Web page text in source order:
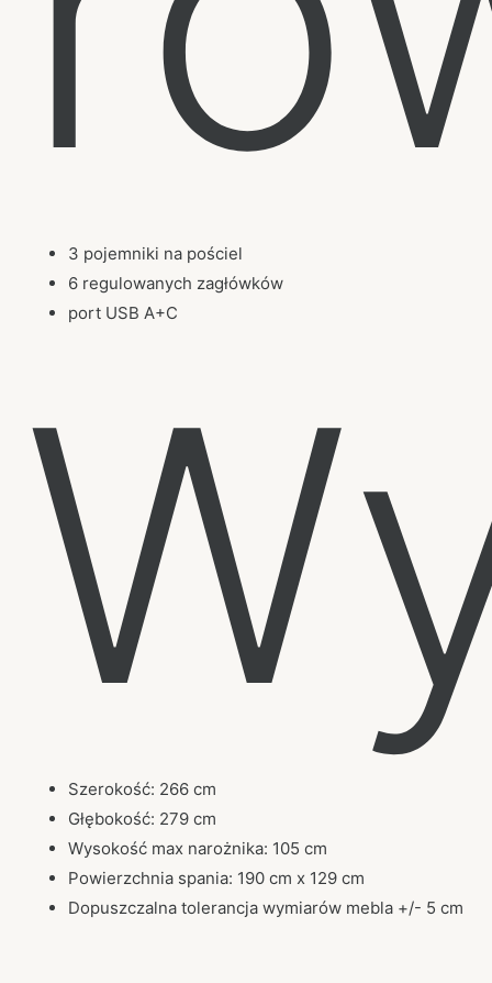
3 pojemniki na pościel
6 regulowanych zagłówków
port USB A+C
Szerokość: 266 cm
Głębokość: 279 cm
Wysokość max narożnika: 105 cm
Powierzchnia spania: 190 cm x 129 cm
Dopuszczalna tolerancja wymiarów mebla +/- 5 cm